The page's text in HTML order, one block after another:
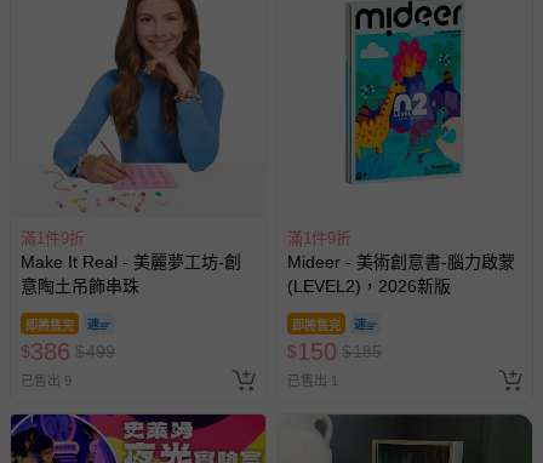
滿1件9折
Make It Real - 美麗夢工坊-創
意陶土吊飾串珠
即將售完
$386 $499
已售出 9
滿1件9折
Mideer - 美術創意書-腦力啟蒙
(LEVEL2)，2026新版
即將售完
$150 $185
已售出 1